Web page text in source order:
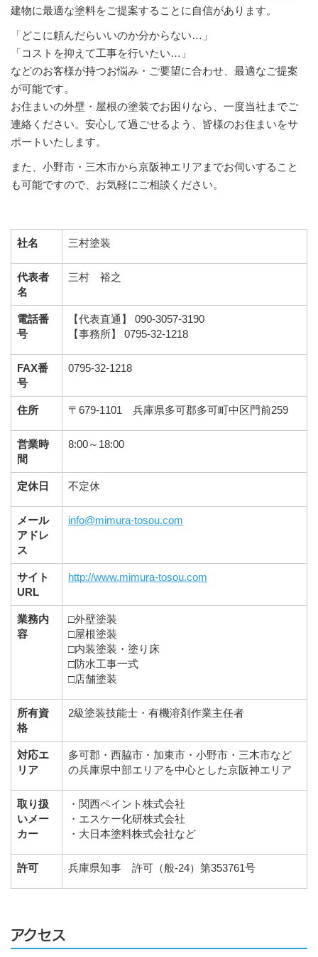
建物に最適な塗料をご提案することに自信があります。
「どこに頼んだらいいのか分からない…」
「コストを抑えて工事を行いたい…」
などのお客様が持つお悩み・ご要望に合わせ、最適なご提案
が可能です。
お住まいの外壁・屋根の塗装でお困りなら、一度当社までご
連絡ください。安心して過ごせるよう、皆様のお住まいをサ
ポートいたします。
また、小野市・三木市から京阪神エリアまでお伺いすること
も可能ですので、お気軽にご相談ください。
社名 三村塗装
代表者
名
三村 裕之
電話番
号
【代表直通】 090-3057-3190
【事務所】 0795-32-1218
FAX番
号
0795-32-1218
住所 〒679-1101 兵庫県多可郡多可町中区門前259
営業時
間
8:00～18:00
定休日 不定休
メール
アドレ
ス
info@mimura-tosou.com
サイト
URL
http://www.mimura-tosou.com
業務内
容
□外壁塗装
□屋根塗装
□内装塗装・塗り床
□防水工事一式
□店舗塗装
所有資
格
2級塗装技能士・有機溶剤作業主任者
対応エ
リア
多可郡・西脇市・加東市・小野市・三木市など
の兵庫県中部エリアを中心とした京阪神エリア
取り扱
いメー
カー
・関西ペイント株式会社
・エスケー化研株式会社
・大日本塗料株式会社など
許可 兵庫県知事 許可（般-24）第353761号
アクセス